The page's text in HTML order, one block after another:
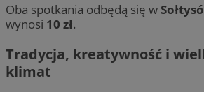
Oba spotkania odbędą się w
wynosi 10 zł.
Tradycja, kreatywność i
klimat